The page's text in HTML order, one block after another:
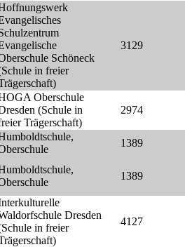
Schöneck
in freier
3129
Oberschule
(Schule in
Trägerschaft)
2974
1389
1389
Dresden
in freier
4127